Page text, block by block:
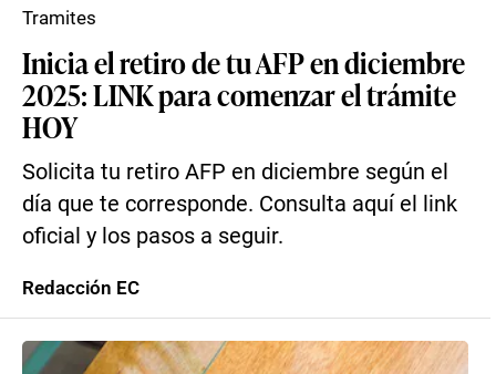
Inicia el retiro de tu AFP en diciembre
2025: LINK para comenzar el trámite
HOY
Solicita tu retiro AFP en diciembre según el
día que te corresponde. Consulta aquí el link
oficial y los pasos a seguir.
Tramites
Redacción EC